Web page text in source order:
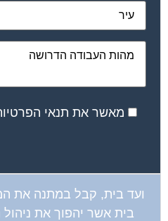
מאשר את תנאי
ועד בית, קבל במתנה את
בית אשר יהפוך את